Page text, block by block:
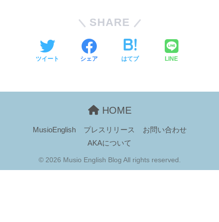
SHARE
ツイート シェア はてブ LINE
HOME
MusioEnglish プレスリリース
お問い合わせ
AKAについて
© 2026 Musio English Blog All rights reserved.